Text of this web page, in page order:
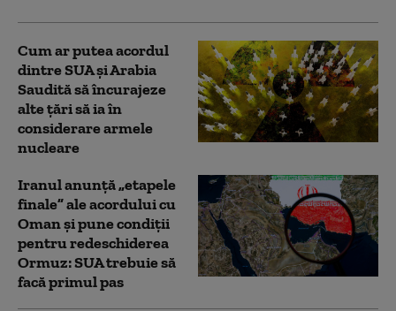
Cum ar putea acordul
dintre SUA și Arabia
Saudită să încurajeze
alte țări să ia în
considerare armele
nucleare
Iranul anunță „etapele
finale” ale acordului cu
Oman și pune condiții
pentru redeschiderea
Ormuz: SUA trebuie să
facă primul pas